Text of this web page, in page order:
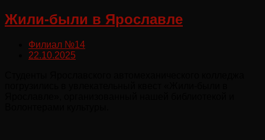
Жили-были в Ярославле
Филиал №14
22.10.2025